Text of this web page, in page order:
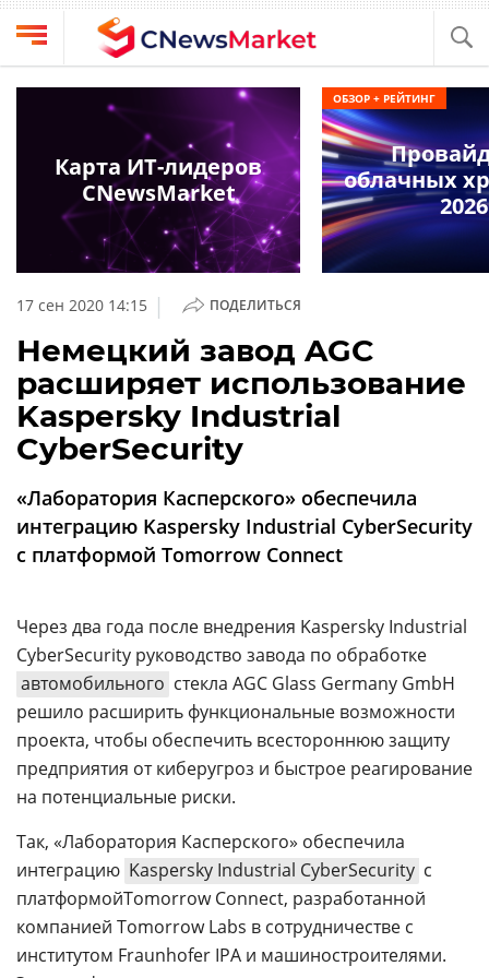
Выбрать
провайдера
Компании
обзоры
кабинет
О
проекте
CNews
Аналитика
Конференции
ТВ
издании
Реклама
Вакансии
Дзен
VK
CNews
Конференции
Техника
17 сен 2020 14:15 | ПОДЕЛИТЬСЯ
Немецкий завод AGC
расширяет использование
Kaspersky Industrial
CyberSecurity
«Лаборатория Касперского» обеспечила
интеграцию Kaspersky Industrial CyberSecurity
с платформой Tomorrow Connect
Через два года после внедрения Kaspersky Industrial
CyberSecurity руководство завода по обработке
автомобильного стекла AGC Glass Germany GmbH
решило расширить функциональные возможности
проекта, чтобы обеспечить всестороннюю защиту
предприятия от киберугроз и быстрое реагирование
на потенциальные риски.
Так, «Лаборатория Касперского» обеспечила
интеграцию Kaspersky Industrial CyberSecurity с
платформойTomorrow Connect, разработанной
компанией Tomorrow Labs в сотрудничестве с
институтом Fraunhofer IPA и машиностроителями.
Карта ИТ-лидеров
CNewsMarket
облачных
2026
ОБЗОР + РЕЙТИНГ